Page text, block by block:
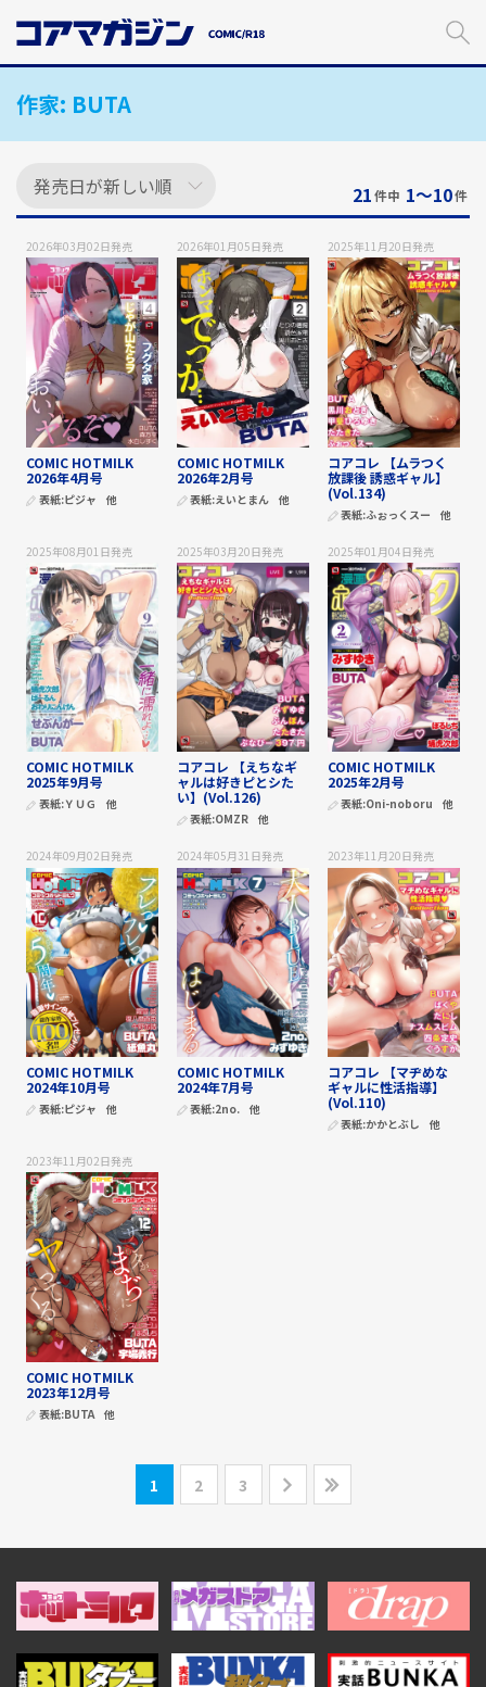
ン
作家: BUTA
21件中 1〜10件
2026年03月02日発売
COMIC HOTMILK
2026年4月号
表紙:ピジャ 他
2026年01月05日発売
COMIC HOTMILK
2026年2月号
表紙:えいとまん 他
2025年11月20日発売
コアコレ 【ムラつく
放課後 誘惑ギャル】
(Vol.134)
表紙:ふぉっくスー 他
2025年08月01日発売
COMIC HOTMILK
2025年9月号
表紙:ＹＵＧ 他
2025年03月20日発売
コアコレ 【えちなギ
ャルは好きピとシた
い】(Vol.126)
表紙:OMZR 他
2025年01月04日発売
COMIC HOTMILK
2025年2月号
表紙:Oni-noboru 他
2024年09月02日発売
COMIC HOTMILK
2024年10月号
表紙:ピジャ 他
2024年05月31日発売
COMIC HOTMILK
2024年7月号
表紙:2no. 他
2023年11月20日発売
コアコレ 【マヂめな
ギャルに性活指導】
(Vol.110)
表紙:かかとぶし 他
2023年11月02日発売
COMIC HOTMILK
2023年12月号
表紙:BUTA 他
1 2 3